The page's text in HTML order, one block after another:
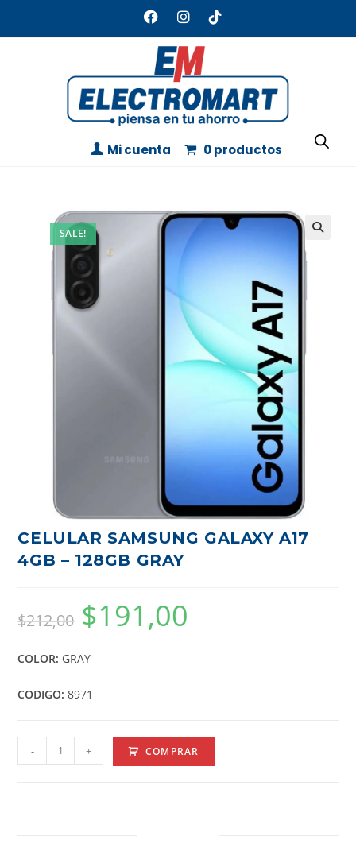
Mi cuenta 0 productos
SALE!
CELULAR SAMSUNG GALAXY A17
4GB – 128GB GRAY
$212,00 $191,00
COLOR: GRAY
CODIGO: 8971
- + COMPRAR